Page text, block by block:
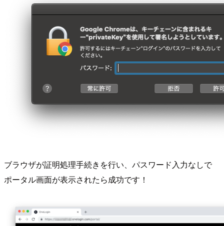
ブラウザが証明処理手続きを行い、パスワード入力なしで
ポータル画面が表示されたら成功です！